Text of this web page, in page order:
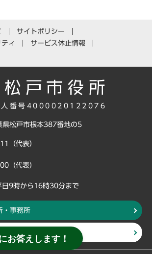
サイトポリシー
ィ
サービス休止情報
人番号4000020122076
松戸市根本387番地の5
（代表）
（代表）
日9時から16時30分まで
・事務所
ら探す
お答えします！